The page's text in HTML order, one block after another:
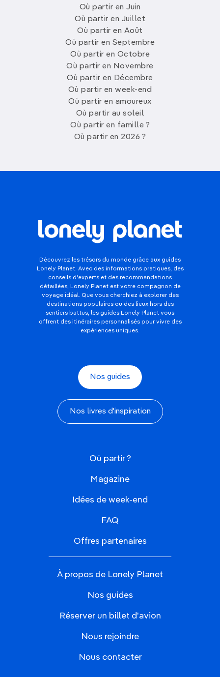
Où partir en Juin
Où partir en Juillet
Où partir en Août
Où partir en Septembre
Où partir en Octobre
Où partir en Novembre
Où partir en Décembre
Où partir en week-end
Où partir en amoureux
Où partir au soleil
Où partir en famille ?
Où partir en 2026 ?
Découvrez les trésors du monde grâce aux guides
Lonely Planet. Avec des informations pratiques, des
conseils d'experts et des recommandations
détaillées, Lonely Planet est votre compagnon de
voyage idéal. Que vous cherchiez à explorer des
destinations populaires ou des lieux hors des
sentiers battus, les guides Lonely Planet vous
offrent des itinéraires personnalisés pour vivre des
expériences uniques.
Nos guides
Nos livres d'inspiration
Où partir ?
Magazine
Idées de week-end
FAQ
Offres partenaires
À propos de Lonely Planet
Nos guides
Réserver un billet d'avion
Nous rejoindre
Nous contacter